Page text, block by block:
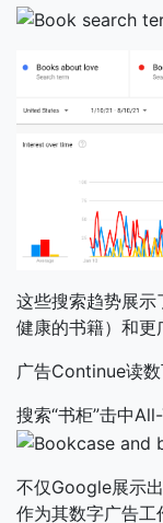
这些搜索趋势展示
健康的书籍）和更
广告Continue读
搜索“书柜”击中
不仅Google展示
作为其数字广告